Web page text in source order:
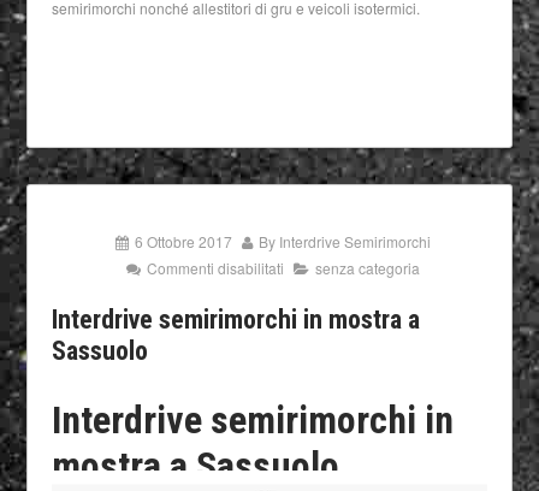
semirimorchi nonché allestitori di gru e veicoli isotermici.
6 Ottobre 2017 By Interdrive Semirimorchi
Commenti disabilitati
senza categoria
Interdrive semirimorchi in mostra a
Sassuolo
Interdrive semirimorchi in
mostra a Sassuolo